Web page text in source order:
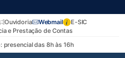
presencial das 8h às 16h
Ouvidoria Webmail i E-SIC
e Prestação de Contas